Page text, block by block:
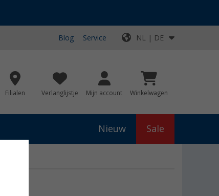
Blog Service NL | DE
Filialen Verlanglijstje Mijn account Winkelwagen
Nieuw Sale